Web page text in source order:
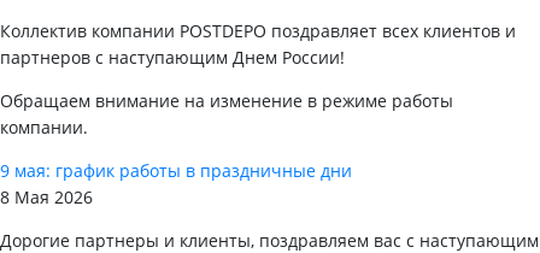
Коллектив компании POSTDEPO поздравляет всех клиентов и
партнеров с наступающим Днем России!
Обращаем внимание на изменение в режиме работы
компании.
9 мая: график работы в праздничные дни
8 Мая 2026
Дорогие партнеры и клиенты, поздравляем вас с наступающим